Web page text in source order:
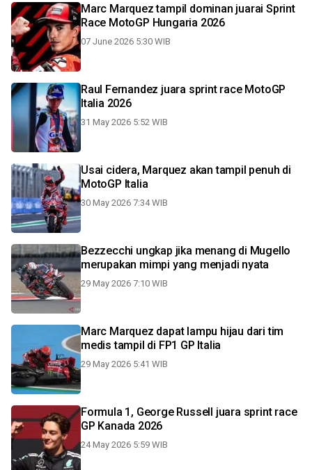
Marc Marquez tampil dominan juarai Sprint
Race MotoGP Hungaria 2026
07 June 2026 5:30 WIB
Raul Fernandez juara sprint race MotoGP
Italia 2026
31 May 2026 5:52 WIB
Usai cidera, Marquez akan tampil penuh di
MotoGP Italia
30 May 2026 7:34 WIB
Bezzecchi ungkap jika menang di Mugello
merupakan mimpi yang menjadi nyata
29 May 2026 7:10 WIB
Marc Marquez dapat lampu hijau dari tim
medis tampil di FP1 GP Italia
29 May 2026 5:41 WIB
Formula 1, George Russell juara sprint race
GP Kanada 2026
24 May 2026 5:59 WIB